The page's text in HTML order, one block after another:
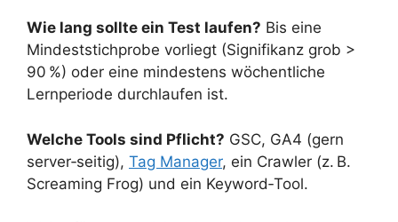
Wie lang sollte ein Test laufen? Bis eine
Mindeststichprobe vorliegt (Signifikanz grob >
90 %) oder eine mindestens wöchentliche
Lernperiode durchlaufen ist.
Welche Tools sind Pflicht? GSC, GA4 (gern
server‑seitig), Tag Manager, ein Crawler (z. B.
Screaming Frog) und ein Keyword‑Tool.